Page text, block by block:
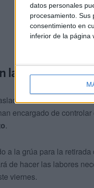
datos personales
procesamiento. Sus
consentimiento en
inferior de la página
la zona
efectivos de la
encargado de
.
a la grúa para la
de hacer las labores
viernes.